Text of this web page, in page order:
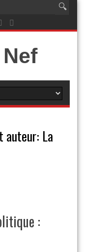
auteur: La
: